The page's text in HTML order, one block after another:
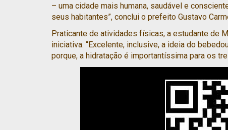
– uma cidade mais humana, saudável e
seus habitantes”, conclui o prefeito Gustavo
Praticante de atividades físicas, a estudante de
iniciativa. “Excelente, inclusive, a ideia do
porque, a hidratação é importantíssima para os